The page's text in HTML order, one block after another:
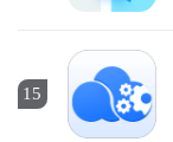
15